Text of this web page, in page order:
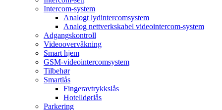
Intercom-system
Analogt lydintercomsystem
Analog nettverkskabel videointercom-system
Adgangskontroll
Videoovervåkning
Smart hjem
GSM-videointercomsystem
Tilbehør
Smartlås
Fingeravtrykkslås
Hotelldørlås
Parkering